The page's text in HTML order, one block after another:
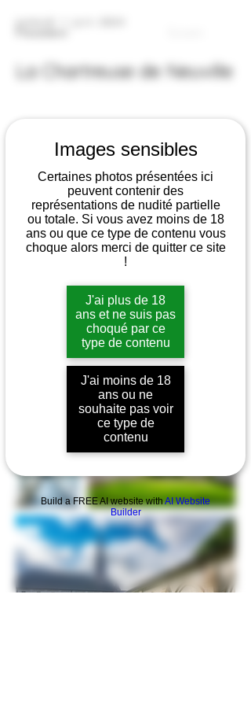
Images sensibles
Certaines photos présentées ici
peuvent contenir des
représentations de nudité partielle
ou totale. Si vous avez moins de 18
ans ou que ce type de contenu vous
choque alors merci de quitter ce site
!
J'ai plus de 18
ans et ne suis pas
choqué par ce
type de contenu
J'ai moins de 18
ans ou ne
souhaite pas voir
ce type de
contenu
Build a FREE AI website withAI Website
Builder
La Chartreuse de Neuville